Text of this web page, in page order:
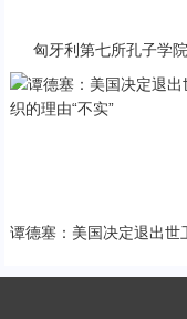
匈牙利第七所孔子学
谭德塞：美国决定退出世